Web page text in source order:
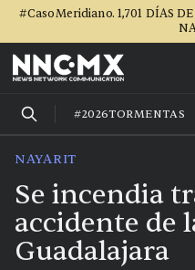
#CasoMeridiano. 1,701 DÍAS
#2026TORMENTAS
NAYARIT
Se incendia
accidente de
Guadalajara